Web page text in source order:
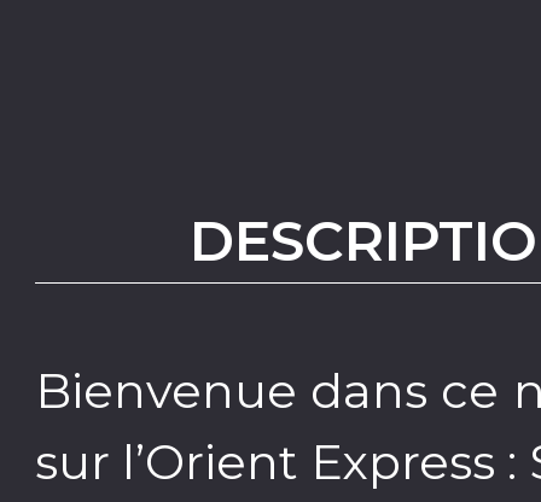
Bienvenue dans ce
sur l’Orient Express :